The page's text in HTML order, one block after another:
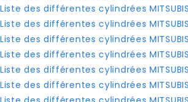
Liste des différentes cylindrées
Liste des différentes cylindrées
Liste des différentes cylindrées
Liste des différentes cylindrées
Liste des différentes cylindrées
Liste des différentes cylindrées